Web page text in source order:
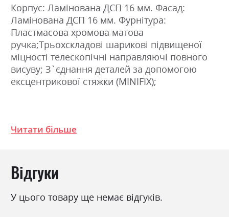
Корпус: Ламінована ДСП 16 мм. Фасад:
Ламінована ДСП 16 мм. Фурнітура:
Пластмасова хромова матова
ручка;Трьохскладові шарикові підвищеної
міцності телескопічні направляючі повного
висуву; З`єднання деталей за допомогою
ексцентрикової стяжки (MINIFIX);
Колір (Фасад):
Колір матеріалу
Стиль
Матеріал
ламінована ДСП
Читати більше
Відгуки
У цього товару ще немає відгуків.